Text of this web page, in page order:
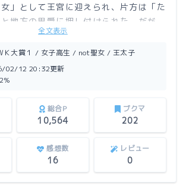
」として王宮に迎えられ、片方は「た
地方の男爵に押し付けられた。だが、
する二人ではなく……。
ァポリスにも掲載しています。
全文表示
Ｋ大賞１ / 女子高生 / not聖女 / 王太子
02/12 20:32更新
総合P
10,564
ブクマ
202
感想数
16
レビュー
0